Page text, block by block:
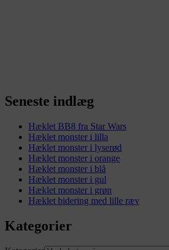
Seneste indlæg
Hæklet BB8 fra Star Wars
Hæklet monster i lilla
Hæklet monster i lyserød
Hæklet monster i orange
Hæklet monster i blå
Hæklet monster i gul
Hæklet monster i grøn
Hæklet bidering med lille ræv
Kategorier